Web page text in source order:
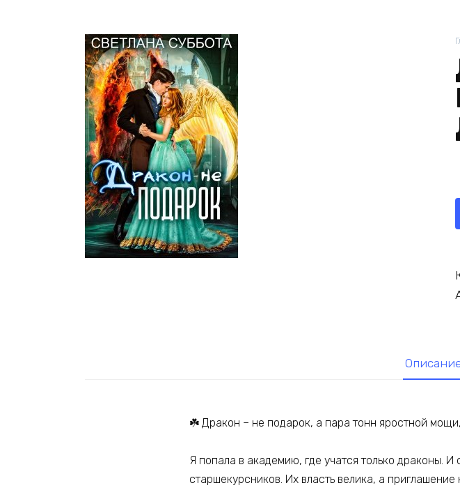
☘️ Дракон – не подарок, а пара тонн яростной
Я попала в академию, где учатся только драконы.
старшекурсников. Их власть велика, а